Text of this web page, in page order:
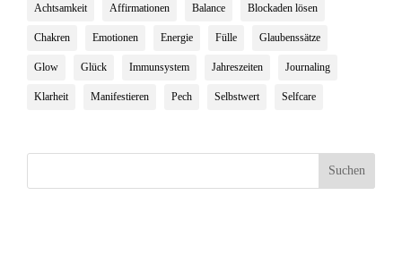
Achtsamkeit Affirmationen Balance Blockaden lösen
Chakren Emotionen Energie Fülle Glaubenssätze
Glow Glück Immunsystem Jahreszeiten Journaling
Klarheit Manifestieren Pech Selbstwert Selfcare
Suchen